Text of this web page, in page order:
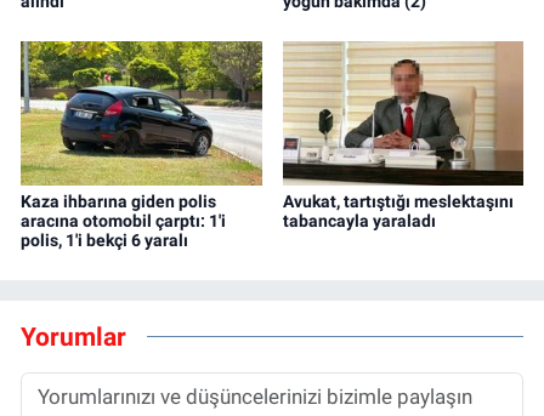
Kaza ihbarına giden polis
aracına otomobil çarptı: 1'i
polis, 1'i bekçi 6 yaralı
Avukat, tartıştığı meslektaşını
tabancayla yaraladı
Yorumlar